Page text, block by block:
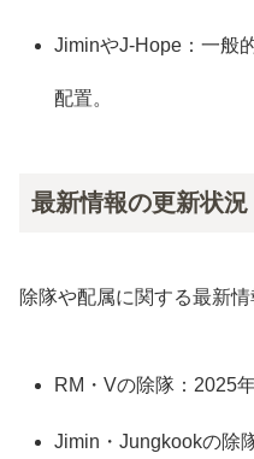
JiminやJ-Hope：一般
配置。
最新情報の更新状況
除隊や配属に関する最新
RM・Vの除隊：2025
Jimin・Jungkookの除